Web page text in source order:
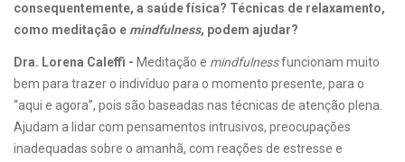
consequentemente, a saúde física? Técnicas de relaxamento,
como meditação e mindfulness, podem ajudar?
Dra. Lorena Caleffi - Meditação e mindfulnessfuncionam muito
bem para trazer o indivíduo para o momento presente, para o
“aqui e agora”, pois são baseadas nas técnicas de atenção plena.
Ajudam a lidar com pensamentos intrusivos, preocupações
inadequadas sobre o amanhã, com reações de estresse e